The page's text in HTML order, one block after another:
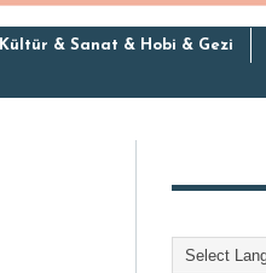
Kültür & Sanat & Hobi & Gezi